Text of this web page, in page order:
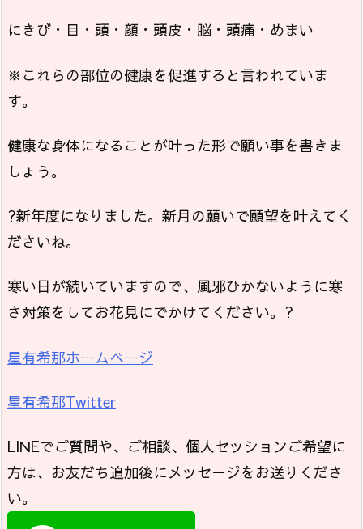
にきび・目・頭・顔・頭皮・脳・頭痛・めまい
※これらの部位の健康を促進すると言われていま
す。
健康な身体になることが叶った形で願い事を書きま
しょう。
?新年度になりました。新月の願いで願望を叶えてく
ださいね。
寒い日が続いていますので、風邪ひかないように寒
さ対策をしてお花見にでかけてください。?
星有希那ホームページ
星有希那Twitter
LINEでご質問や、ご相談、個人セッションご希望に
方は、お友だち追加後にメッセージをお送りくださ
い。